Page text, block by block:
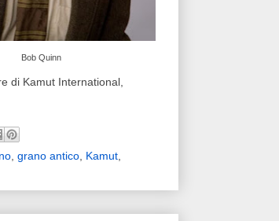
Bob Quinn
di Kamut International,
, grano antico, Kamut,